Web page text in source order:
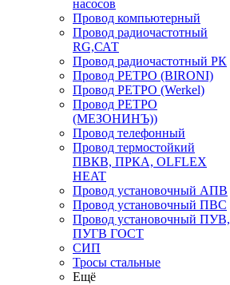
насосов
Провод компьютерный
Провод радиочастотный
RG,САТ
Провод радиочастотный РК
Провод РЕТРО (BIRONI)
Провод РЕТРО (Werkel)
Провод РЕТРО
(МЕЗОНИНЪ))
Провод телефонный
Провод термостойкий
ПВКВ, ПРКА, OLFLEX
HEAT
Провод установочный АПВ
Провод установочный ПВС
Провод установочный ПУВ,
ПУГВ ГОСТ
СИП
Тросы стальные
Ещё